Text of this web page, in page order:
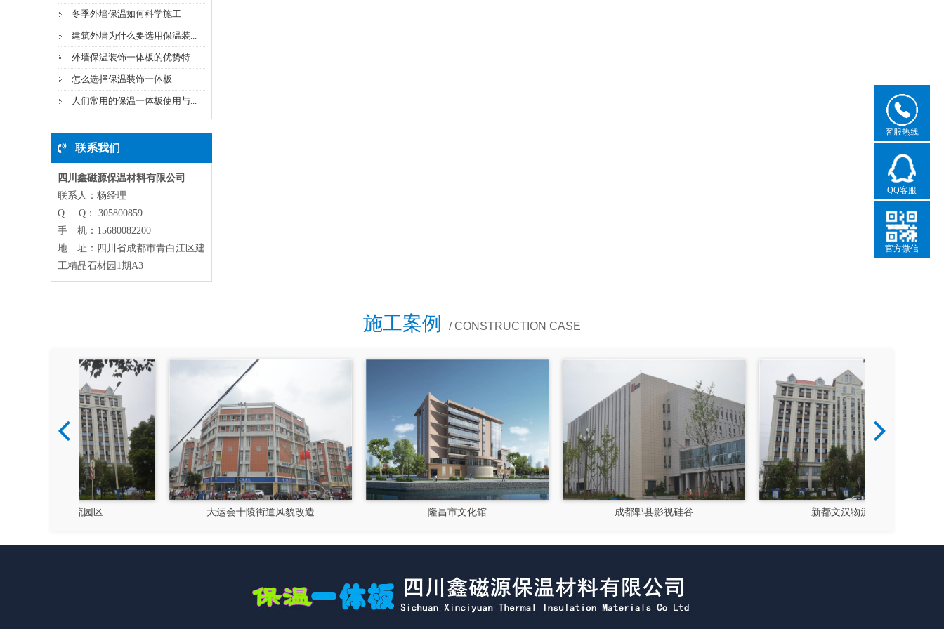
冬季外墙保温如何科学施工
建筑外墙为什么要选用保温装...
外墙保温装饰一体板的优势特...
怎么选择保温装饰一体板
人们常用的保温一体板使用与...
联系我们
四川鑫磁源保温材料有限公司
联系人：杨经理
Q Q： 305800859
手 机：15680082200
地 址：四川省成都市青白江区建
工精品石材园1期A3
施工案例 / CONSTRUCTION CASE
隆昌市文化馆 大运会十陵街道风貌改造
客服热线
QQ客服
官方微信